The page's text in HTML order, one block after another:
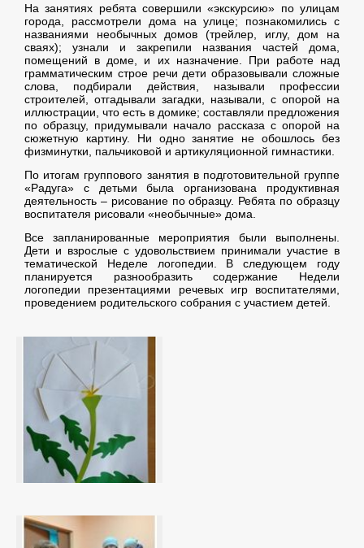
На занятиях ребята совершили «экскурсию» по улицам
города, рассмотрели дома на улице; познакомились с
названиями необычных домов (трейлер, иглу, дом на
сваях); узнали и закрепили названия частей дома,
помещений в доме, и их назначение. При работе над
грамматическим строе речи дети образовывали сложные
слова, подбирали действия, называли профессии
строителей, отгадывали загадки, называли, с опорой на
иллюстрации, что есть в домике; составляли предложения
по образцу, придумывали начало рассказа с опорой на
сюжетную картину. Ни одно занятие не обошлось без
физминутки, пальчиковой и артикуляционной гимнастики.
По итогам группового занятия в подготовительной группе
«Радуга» с детьми была организована продуктивная
деятельность – рисование по образцу. Ребята по образцу
воспитателя рисовали «необычные» дома.
Все запланированные мероприятия были выполнены.
Дети и взрослые с удовольствием принимали участие в
тематической Неделе логопедии. В следующем году
планируется разнообразить содержание Недели
логопедии презентациями речевых игр воспитателями,
проведением родительского собрания с участием детей.